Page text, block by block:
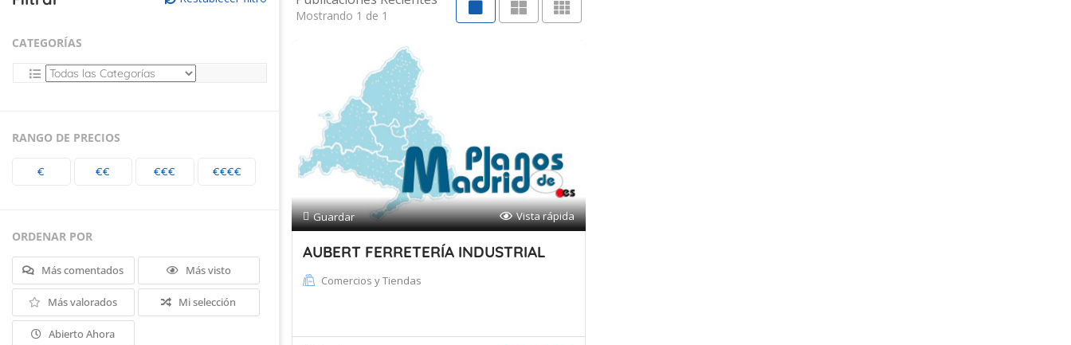
CATEGORÍAS
RANGO DE PRECIOS
€ €€ €€€ €€€€
ORDENAR POR
Más comentados Más visto
Más valorados Mi selección
Abierto Ahora
Mostrando 1 de 1
Guardar Vista rápida
AUBERT FERRETERÍA INDUSTRIAL
Comercios y Tiendas